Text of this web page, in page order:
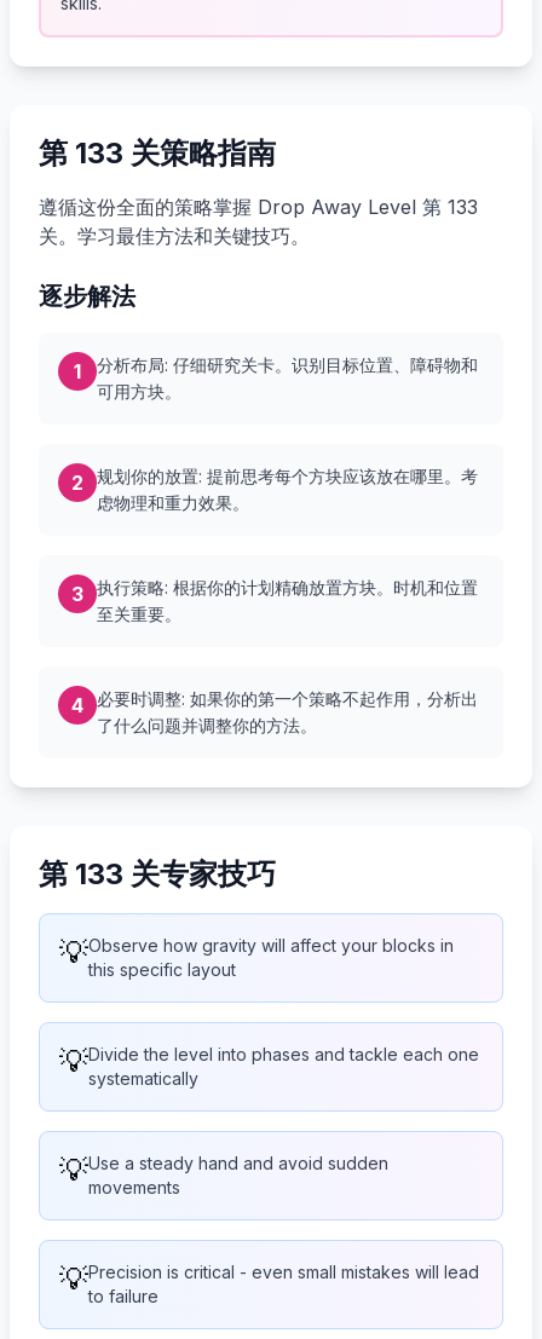
第 133 关策略指南
遵循这份全面的策略掌握 Drop Away Level 第 133
关。学习最佳方法和关键技巧。
逐步解法
1
分析布局: 仔细研究关卡。识别目标位置、障碍物和
可用方块。
2
规划你的放置: 提前思考每个方块应该放在哪里。考
虑物理和重力效果。
3
执行策略: 根据你的计划精确放置方块。时机和位置
至关重要。
4
必要时调整: 如果你的第一个策略不起作用，分析出
了什么问题并调整你的方法。
第 133 关专家技巧
💡Observe how gravity will affect your blocks in
this specific layout
💡Divide the level into phases and tackle each one
systematically
💡Use a steady hand and avoid sudden
movements
💡Precision is critical - even small mistakes will lead
to failure